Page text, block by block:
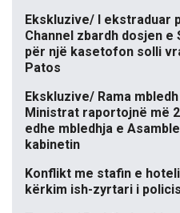
Ekskluzive/ I ekstraduar
Channel zbardh dosjen
për një kasetofon solli
Patos
Ekskluzive/ Rama
Ministrat raportojnë më
edhe mbledhja e
kabinetin
Konflikt me stafin e
kërkim ish-zyrtari i